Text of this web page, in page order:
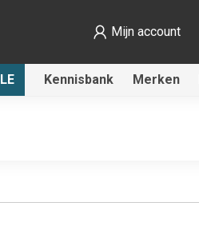
Mijn account
Kennisbank Merken